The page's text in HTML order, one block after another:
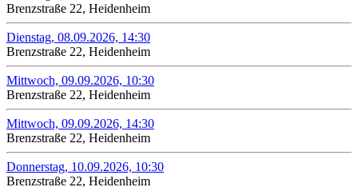
Brenzstraße 22, Heidenheim
Dienstag, 08.09.2026, 14:30
Brenzstraße 22, Heidenheim
Mittwoch, 09.09.2026, 10:30
Brenzstraße 22, Heidenheim
Mittwoch, 09.09.2026, 14:30
Brenzstraße 22, Heidenheim
Donnerstag, 10.09.2026, 10:30
Brenzstraße 22, Heidenheim